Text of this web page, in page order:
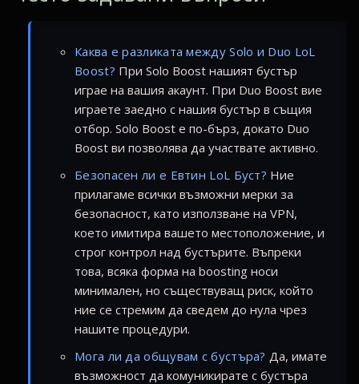
Каква е разликата между Solo и Duo LoL
Boost? При Solo Boost нашият бустър
играе на вашия акаунт. При Duo Boost вие
играете заедно с нашия бустър в същия
отбор. Solo Boost е по-бърз, докато Duo
Boost ви позволява да участвате активно.
Безопасен ли е Евтин LoL Буст? Ние
прилагаме всички възможни мерки за
безопасност, като използване на VPN,
което имитира вашето местоположение, и
строг контрол над бустърите. Въпреки
това, всяка форма на boosting носи
минимален, но съществуващ риск, който
ние се стремим да сведем до нула чрез
нашите процедури.
Мога ли да общувам с бустъра? Да, имате
възможност да комуникирате с бустъра